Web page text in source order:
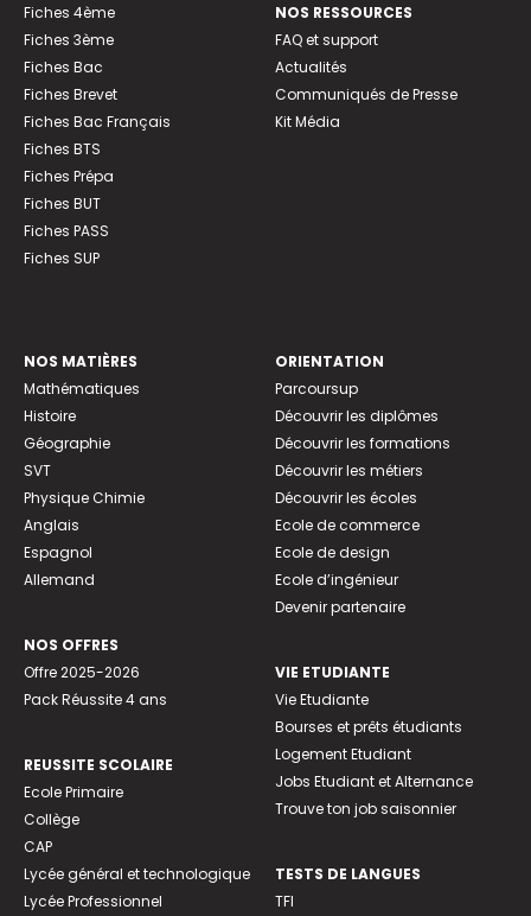
Fiches 4ème
Fiches 3ème
Fiches Bac
Fiches Brevet
Fiches Bac Français
Fiches BTS
Fiches Prépa
Fiches BUT
Fiches PASS
Fiches SUP
NOS RESSOURCES
FAQ et support
Actualités
Communiqués de Presse
Kit Média
NOS MATIÈRES
Mathématiques
Histoire
Géographie
SVT
Physique Chimie
Anglais
Espagnol
Allemand
NOS OFFRES
Offre 2025-2026
Pack Réussite 4 ans
REUSSITE SCOLAIRE
Ecole Primaire
Collège
CAP
Lycée général et technologique
Lycée Professionnel
ORIENTATION
Parcoursup
Découvrir les diplômes
Découvrir les formations
Découvrir les métiers
Découvrir les écoles
Ecole de commerce
Ecole de design
Ecole d’ingénieur
Devenir partenaire
VIE ETUDIANTE
Vie Etudiante
Bourses et prêts étudiants
Logement Etudiant
Jobs Etudiant et Alternance
Trouve ton job saisonnier
TESTS DE LANGUES
TFI